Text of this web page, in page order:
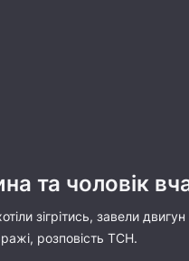
та чоловік
зігрітись, завели
розповість ТСН.